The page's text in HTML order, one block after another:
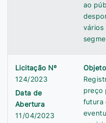
ao
vários
Licitação Nº
124/2023
Data de
Abertura
11/04/2023
preço
futura